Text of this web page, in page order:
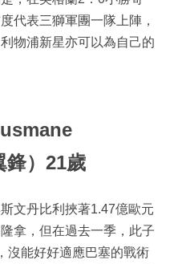
代表三獅軍團一隊上陣，
物浦新星亦可以為自己的
鋒）21歲
文丹比利挾著1.47億歐元
拿，但在過去一季，此子
沒能好好適應巴塞的戰術